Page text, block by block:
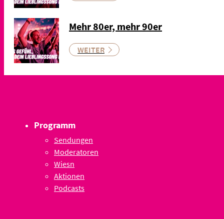
Mehr 80er, mehr 90er
WEITER
Programm
Sendungen
Moderatoren
Wiesn
Aktionen
Podcasts